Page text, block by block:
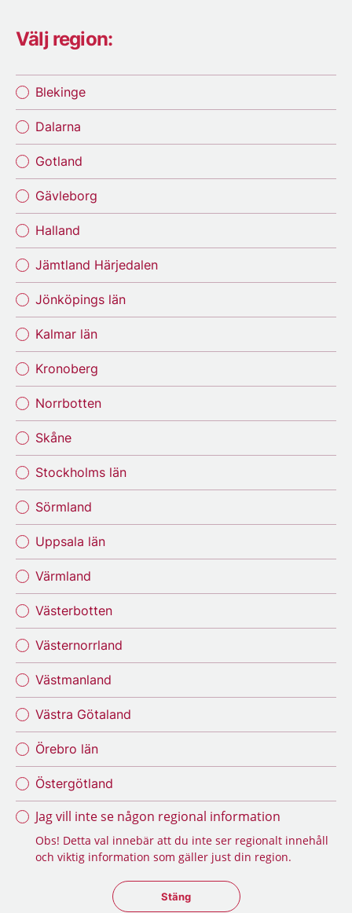
Välj region:
Blekinge
Dalarna
Gotland
Gävleborg
Halland
Jämtland Härjedalen
Jönköpings län
Kalmar län
Kronoberg
Norrbotten
Skåne
Stockholms län
Sörmland
Uppsala län
Värmland
Västerbotten
Västernorrland
Västmanland
Västra Götaland
Örebro län
Östergötland
Jag vill inte se någon regional information
Obs! Detta val innebär att du inte ser regionalt innehåll
och viktig information som gäller just din region.
Stäng regionsväljaren
Stäng